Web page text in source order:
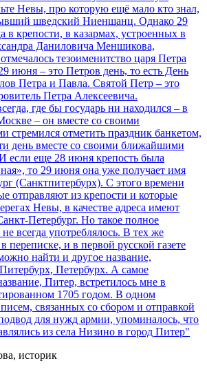
Невы, про которую ещё мало кто знал,
шведский Ниеншанц. Однако 29
в крепости, в казармах, устроенных в
Даниловича Меншикова,
тезоименитство царя Петра
июня – это Петров день, то есть День
Петра и Павла. Святой Петр – это
Петра Алексеевича.
где бы государь ни находился – в
– он вместе со своими
стремился отметить праздник банкетом,
день вместе со своими ближайшими
если еще 28 июня крепость была
то 29 июня она уже получает имя
(Санктпитербурх). С этого времени
отправляют из крепости и которые
Невы, в качестве адреса имеют
Петербург. Но такое полное
всегда употреблялось. В тех же
переписке, и в первой русской газете
найти и другое название,
Петербурх. А самое
Питер, встретилось мне в
1705 годом. В одном
связанных со сбором и отправкой
для нужд армии, упоминалось, что
из села Низино в город Питер"
историк